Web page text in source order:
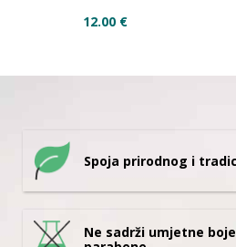
12.00 €
Spoja prirodnog i
Ne sadrži umjetne